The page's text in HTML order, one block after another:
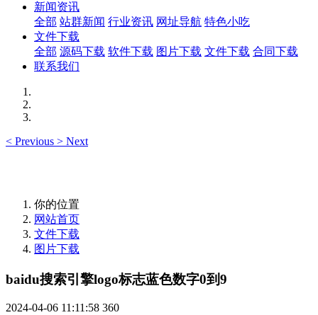
新闻资讯
全部 站群新闻 行业资讯 网址导航 特色小吃
文件下载
全部 源码下载 软件下载 图片下载 文件下载 合同下载
联系我们
< Previous > Next
你的位置
网站首页
文件下载
图片下载
baidu搜索引擎logo标志蓝色数字0到9
2024-04-06 11:11:58 360